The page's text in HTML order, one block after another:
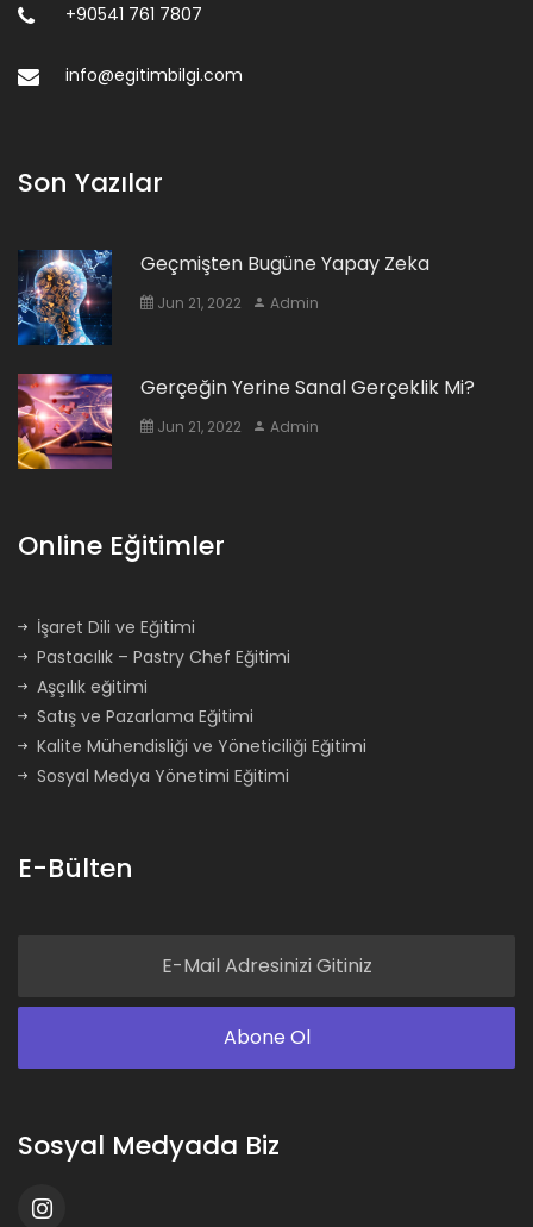
+90541 761 7807
info@egitimbilgi.com
Son Yazılar
Geçmişten Bugüne Yapay Zeka
Jun 21, 2022 Admin
Gerçeğin Yerine Sanal Gerçeklik Mi?
Jun 21, 2022 Admin
Online Eğitimler
İşaret Dili ve Eğitimi
Pastacılık – Pastry Chef Eğitimi
Aşçılık eğitimi
Satış ve Pazarlama Eğitimi
Kalite Mühendisliği ve Yöneticiliği Eğitimi
Sosyal Medya Yönetimi Eğitimi
E-Bülten
Sosyal Medyada Biz